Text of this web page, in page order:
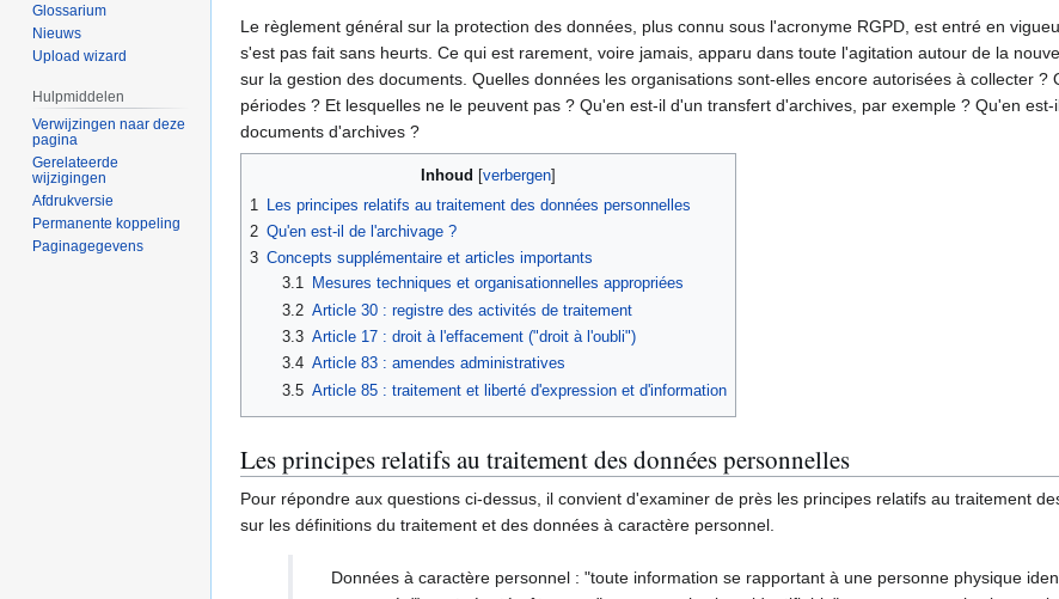
Le règlement général sur la protection des données, plus connu sous l'acronyme RGPD, est entré en
s'est pas fait sans heurts. Ce qui est rarement, voire jamais, apparu dans toute l'agitation autour de la
sur la gestion des documents. Quelles données les organisations sont-elles encore autorisées à collecter
périodes ? Et lesquelles ne le peuvent pas ? Qu'en est-il d'un transfert d'archives, par exemple ? Qu'en
documents d'archives ?
Inhoud
1
Les principes relatifs au traitement des données personnelles
2 Qu'en est-il de l'archivage ?
3 Concepts supplémentaire et articles importants
3.1
Mesures techniques et organisationnelles appropriées
3.2 Article 30 : registre des activités de traitement
3.3 Article 17 : droit à l'effacement ("droit à l'oubli")
3.4 Article 83 : amendes administratives
3.5 Article 85 : traitement et liberté d'expression et d'information
Les principes relatifs au traitement des données personnelles
Pour répondre aux questions ci-dessus, il convient d'examiner de près les principes relatifs au traitement
sur les définitions du traitement et des données à caractère personnel.
Données à caractère personnel : "toute information se rapportant à une personne physique
Glossarium
Nieuws
Upload wizard
Hulpmiddelen
Verwijzingen naar deze
pagina
Gerelateerde
wijzigingen
Afdrukversie
Permanente koppeling
Paginagegevens